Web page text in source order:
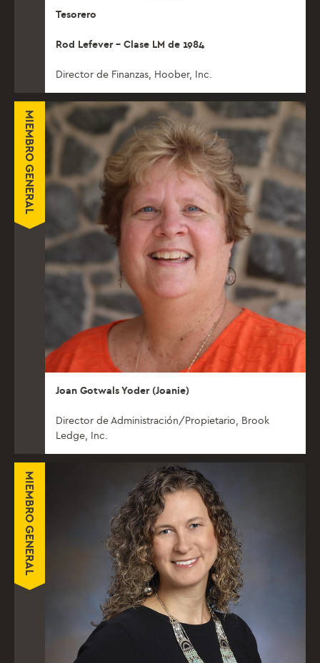
Tesorero
Rod Lefever – Clase LM de 1984
Director de Finanzas, Hoober, Inc.
MIEMBRO GENERAL
Joan Gotwals Yoder (Joanie)
Director de Administración/Propietario, Brook
Ledge, Inc.
MIEMBRO GENERAL